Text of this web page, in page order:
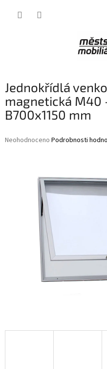
Jednokřídlá
magnetická M40
B700x1150 mm
Průměrné
Neohodnoceno Podrobnosti